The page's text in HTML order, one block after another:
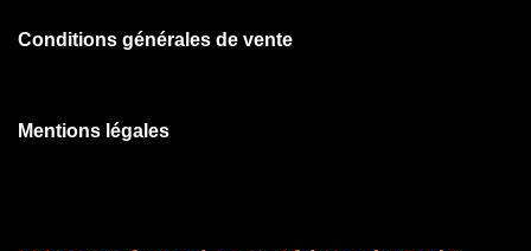
Conditions générales de vente
Mentions légales